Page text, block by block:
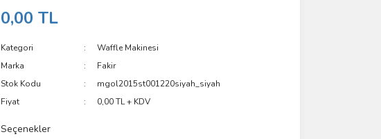
0,00 TL
Kategori
Waffle Makinesi
Marka
Fakir
Stok Kodu
mgol2015st001220siyah_siyah
Fiyat
0,00 TL + KDV
Seçenekler